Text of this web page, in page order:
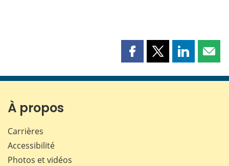
Partager
page
Partager
page
Partager
page page
À propos
Carrières
Accessibilité
Photos et vidéos